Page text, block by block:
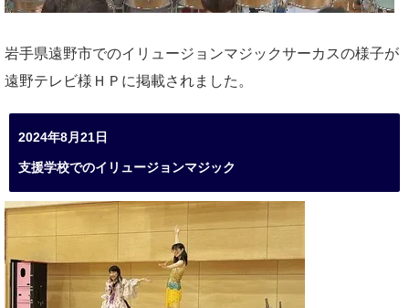
岩手県遠野市でのイリュージョンマジックサーカスの様子が
遠野テレビ様ＨＰに掲載されました。
2024年8月21日
支援学校でのイリュージョンマジック